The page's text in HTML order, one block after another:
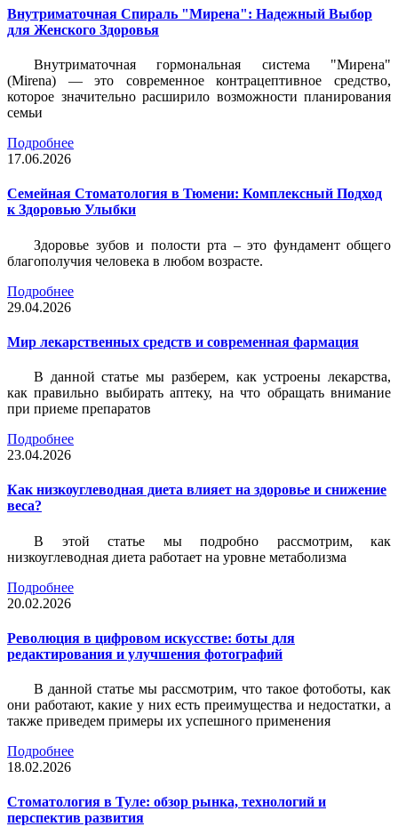
Внутриматочная Спираль "Мирена": Надежный Выбор
для Женского Здоровья
Внутриматочная гормональная система "Мирена"
(Mirena) — это современное контрацептивное средство,
которое значительно расширило возможности планирования
семьи
Подробнее
17.06.2026
Семейная Стоматология в Тюмени: Комплексный Подход
к Здоровью Улыбки
Здоровье зубов и полости рта – это фундамент общего
благополучия человека в любом возрасте.
Подробнее
29.04.2026
Мир лекарственных средств и современная фармация
В данной статье мы разберем, как устроены лекарства,
как правильно выбирать аптеку, на что обращать внимание
при приеме препаратов
Подробнее
23.04.2026
Как низкоуглеводная диета влияет на здоровье и снижение
веса?
В этой статье мы подробно рассмотрим, как
низкоуглеводная диета работает на уровне метаболизма
Подробнее
20.02.2026
Революция в цифровом искусстве: боты для
редактирования и улучшения фотографий
В данной статье мы рассмотрим, что такое фотоботы, как
они работают, какие у них есть преимущества и недостатки, а
также приведем примеры их успешного применения
Подробнее
18.02.2026
Стоматология в Туле: обзор рынка, технологий и
перспектив развития